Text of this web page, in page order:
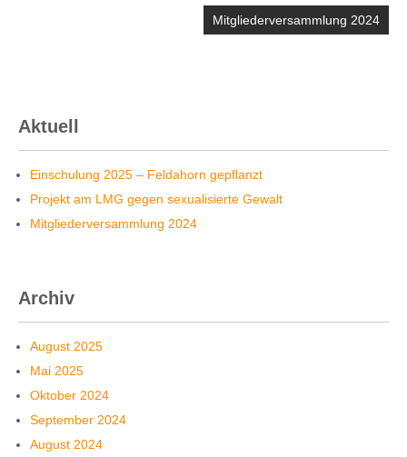
Mitgliederversammlung 2024
Aktuell
Einschulung 2025 – Feldahorn gepflanzt
Projekt am LMG gegen sexualisierte Gewalt
Mitgliederversammlung 2024
Archiv
August 2025
Mai 2025
Oktober 2024
September 2024
August 2024